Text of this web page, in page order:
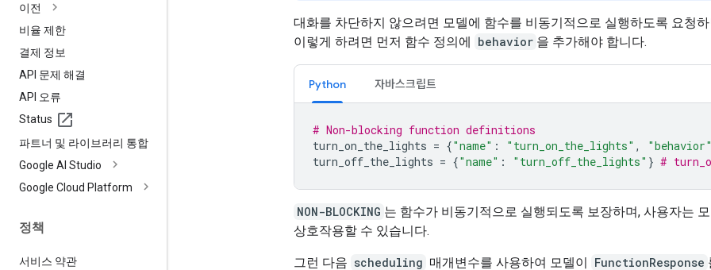
이전
비율 제한
결제 정보
API 문제 해결
API 오류
Status
파트너 및 라이브러리 통합
Google AI Studio
Google Cloud Platform
정책
서비스 약관
대화를 차단하지 않으려면 모델에 함수를 비동기적으로 실행하도록 요청
이렇게 하려면 먼저 함수 정의에 behavior 을 추가해야 합니다.
Python 자바스크립트
# Non-blocking function definitions
turn_on_the_lights = {"name" : "turn_on_the_lights" , "behavior"
turn_off_the_lights = {"name" : "turn_off_the_lights" } #
NON-BLOCKING 는 함수가 비동기적으로 실행되도록 보장하며, 사용자는
상호작용할 수 있습니다.
그런 다음 scheduling 매개변수를 사용하여 모델이 FunctionResponse